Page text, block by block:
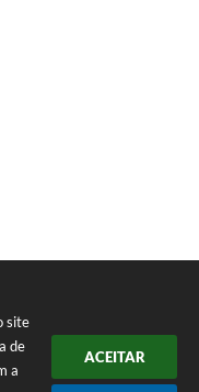
site
de
a
ACEITAR